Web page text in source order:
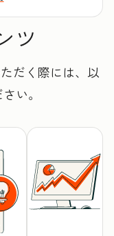
ツ
だく際には、以
い。